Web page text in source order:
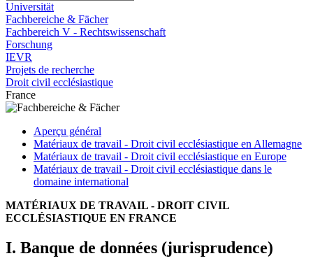
Universität
Fachbereiche & Fächer
Fachbereich V - Rechtswissenschaft
Forschung
IEVR
Projets de recherche
Droit civil ecclésiastique
France
Aperçu général
Matériaux de travail - Droit civil ecclésiastique en Allemagne
Matériaux de travail - Droit civil ecclésiastique en Europe
Matériaux de travail - Droit civil ecclésiastique dans le
domaine international
MATÉRIAUX DE TRAVAIL - DROIT CIVIL
ECCLÉSIASTIQUE EN FRANCE
I. Banque de données (jurisprudence)